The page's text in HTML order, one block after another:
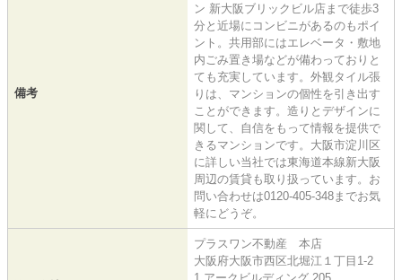
備考
ン 新大阪ブリックビル店まで徒歩3
分と近場にコンビニがあるのもポイ
ント。共用部にはエレベータ・敷地
内ごみ置き場などが備わっておりと
ても充実しています。外観タイル張
りは、マンションの個性を引き出す
ことができます。造りとデザインに
関して、自信をもって情報を提供で
きるマンションです。大阪市淀川区
に詳しい当社では東海道本線新大阪
周辺の賃貸も取り扱っています。お
問い合わせは0120-405-348までお気
軽にどうぞ。
プラスワン不動産 本店
大阪府大阪市西区北堀江１丁目1-2